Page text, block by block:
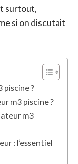
surtout,
si on discutait
piscine ?
m3 piscine ?
m3
: l’essentiel